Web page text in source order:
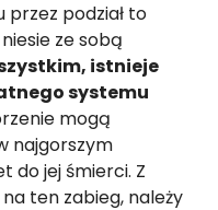
przez podział to
ze sobą
istnieje
systemu
mogą
najgorszym
do jej śmierci. Z
ten zabieg, należy